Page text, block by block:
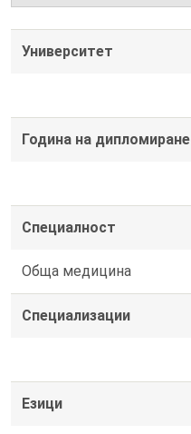
Университет
Година на дипломиране
Специалност
Обща медицина
Специализации
Езици